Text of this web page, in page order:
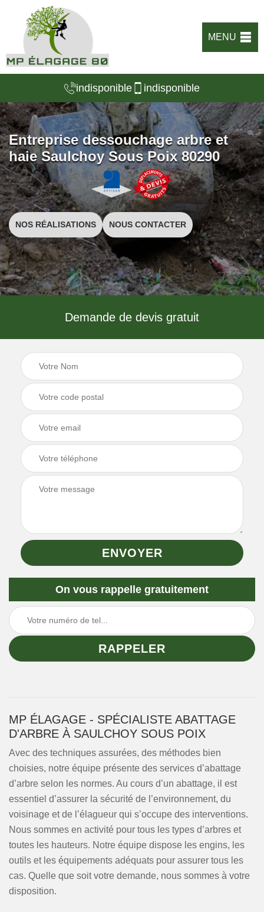
MENU
indisponible indisponible
Entreprise dessouchage arbre et
haie Saulchoy Sous Poix 80290
NOS RÉALISATIONS NOUS CONTACTER
Demande de devis gratuit
On vous rappelle gratuitement
MP ÉLAGAGE - SPÉCIALISTE ABATTAGE
D'ARBRE À SAULCHOY SOUS POIX
Avec des techniques assurées, des méthodes bien
choisies, notre équipe présente des services d’abattage
d’arbre selon les normes. Au cours d’un abattage, il est
essentiel d’assurer la sécurité de l’environnement, du
voisinage et de l’élagueur qui s’occupe des interventions.
Nous sommes en activité pour tous les types d’arbres et
toutes les hauteurs. Notre équipe dispose les engins, les
outils et les équipements adéquats pour assurer tous les
cas. Quelle que soit votre demande, nous sommes à votre
disposition.